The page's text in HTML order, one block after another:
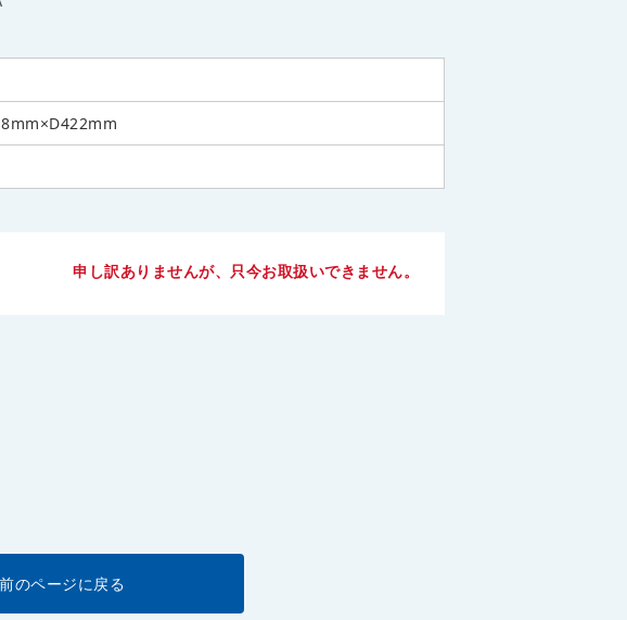
申し訳ありませんが、只今お取扱いできません。
前のページに戻る